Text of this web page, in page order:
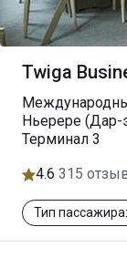
Twiga
Ньерере (Дар-
Терминал 3
4.6 315
Тип